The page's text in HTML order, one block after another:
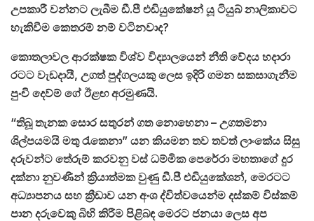
උපකාරී වන්නට ලැබීම ඩී.පී එඩියුකේෂන් යූ ටියුබ් නාලිකාවට
හැකිවීම කෙතරම් නම් වටිනවාද?
කොතලාවල ආරක්ෂක විශ්ව විද්‍යාලයෙන් නීති වේදය හදාරා
රටට වැඩදායී, උගත් පුද්ගලයකු ලෙස ඉදිරි ගමන සකසාගැනීම
පුංචි දෙව්ම් ගේ ඊළඟ අරමුණයි.
“තිබූ තැනක සොර සතුරන් ගත නොහෙනා – උගතමනා
ශිල්පයමයි මතු රැකෙනා” යන කියමන තව තවත් ලාංකේය සිසු
දරුවන්ට තේරුම් කරවනු වස් ධම්මික පෙරේරා මහතාගේ දුර
දක්නා නුවණින් ක්‍රියාත්මක වුණු ඩී.පී එඩියුකේශන්, මෙරටට
අධ්‍යාපනය සහ ක්‍රීඩාව යන අංශ ද්විත්වයෙන්ම දස්කම් විස්කම්
පාන දරුවෙකු බිහි කිරීම පිළිබඳ මෙරට ජනයා ලෙස අප